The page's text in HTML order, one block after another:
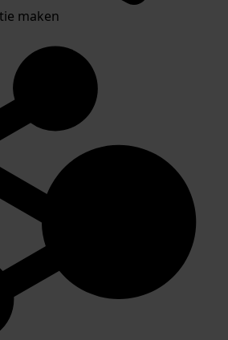
maken